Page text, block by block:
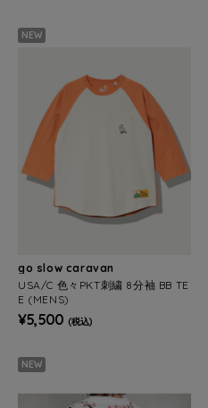
NEW
go slow caravan
USA/C 色々PKT刺繍 8分袖 BB TE
E (MENS)
¥5,500 (税込)
NEW